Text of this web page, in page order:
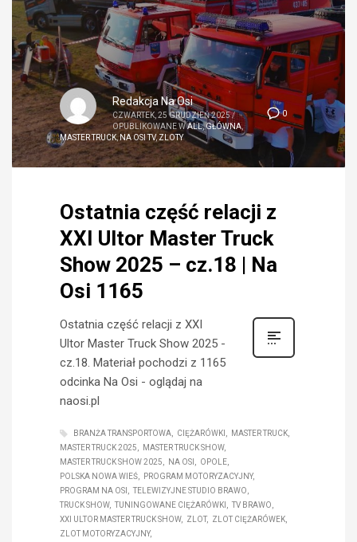
0
Redakcja Na Osi
CZWARTEK, 25 GRUDZIEŃ 2025/
OPUBLIKOWANE WALL,GŁÓWNA
MASTER TRUCK ,NA OSI TV, ZLOTY
Ostatnia część relacji z
XXI Ultor Master Truck
Show 2025 – cz.18 | Na
Osi 1165
Ostatnia część relacji z XXI
Ultor Master Truck Show 2025 -
cz.18. Materiał pochodzi z 1165
odcinka Na Osi - oglądaj na
naosi.pl
BRANŻA TRANSPORTOWA CIĘŻARÓWKI
MASTER TRUCK
MASTER TRUCK 2025
MASTER TRUCK SHOW
MASTER TRUCK SHOW 2025
NA OSI
OPOLE
POLSKA NOWA WIEŚ
PROGRAM MOTORYZACYJNY
PROGRAM NA OSI
TELEWIZYJNE STUDIO BRAWO
TRUCK SHOW
TUNINGOWANE CIĘŻARÓWKI
TV BRAWO
XXI ULTOR MASTER TRUCK SHOW
ZLOT
ZLOT CIĘŻARÓWEK
ZLOT MOTORYZACYJNY